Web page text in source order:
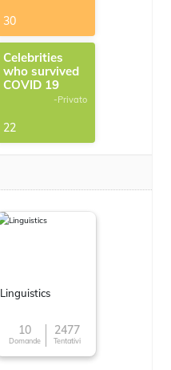
30
Celebrities
who survived
COVID 19
-Privato
22
Linguistics
10
Domande
2477
Tentativi